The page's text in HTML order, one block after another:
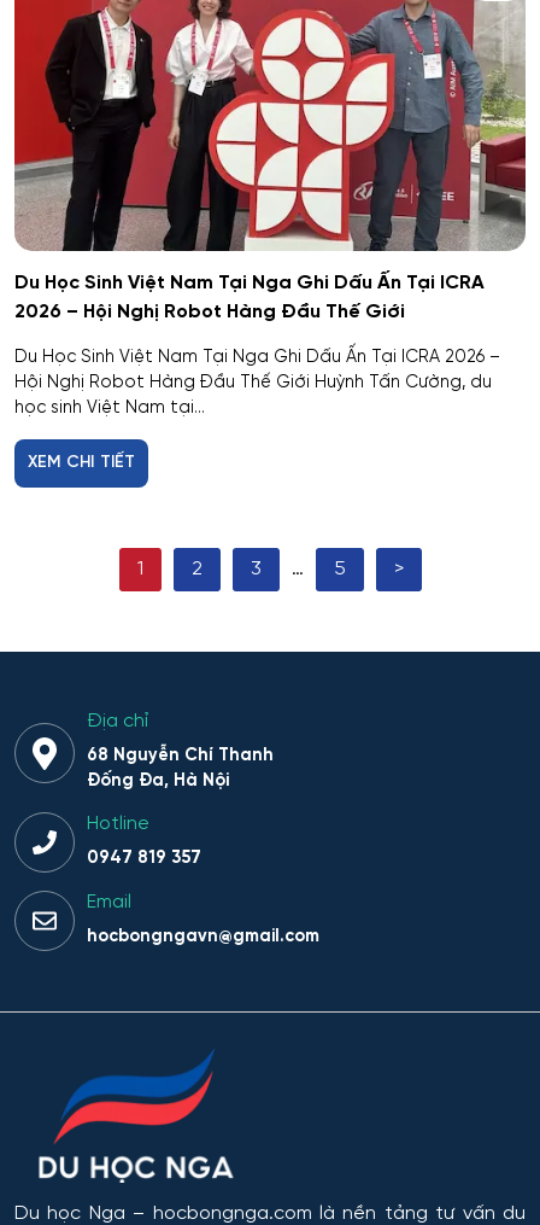
Du Học Sinh Việt Nam Tại Nga Ghi Dấu Ấn Tại ICRA
2026 – Hội Nghị Robot Hàng Đầu Thế Giới
Du Học Sinh Việt Nam Tại Nga Ghi Dấu Ấn Tại ICRA 2026 –
Hội Nghị Robot Hàng Đầu Thế Giới Huỳnh Tấn Cường, du
học sinh Việt Nam tại...
XEM CHI TIẾT
1 2 3 … 5 >
Địa chỉ
68 Nguyễn Chí Thanh
Đống Đa, Hà Nội
Hotline
0947 819 357
Email
hocbongngavn@gmail.com
Du học Nga – hocbongnga.com là nền tảng tư vấn du